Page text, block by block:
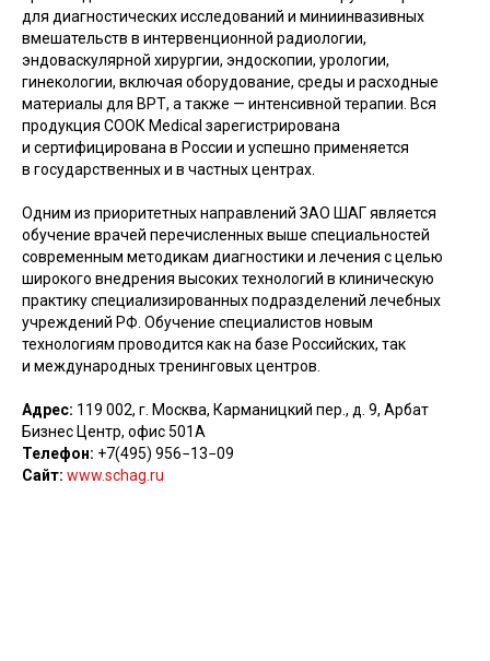
для диагностических исследований и миниинвазивных
вмешательств в интервенционной радиологии,
эндоваскулярной хирургии, эндоскопии, урологии,
гинекологии, включая оборудование, среды и расходные
материалы для ВРТ, а также — интенсивной терапии. Вся
продукция СООК Medical зарегистрирована
и сертифицирована в России и успешно применяется
в государственных и в частных центрах.
Одним из приоритетных направлений ЗАО ШАГ является
обучение врачей перечисленных выше специальностей
современным методикам диагностики и лечения с целью
широкого внедрения высоких технологий в клиническую
практику специализированных подразделений лечебных
учреждений РФ. Обучение специалистов новым
технологиям проводится как на базе Российских, так
и международных тренинговых центров.
Адрес: 119 002, г. Москва, Карманицкий пер., д. 9, Арбат
Бизнес Центр, офис 501А
Телефон: +7(495) 956−13−09
Сайт: www.schag.ru